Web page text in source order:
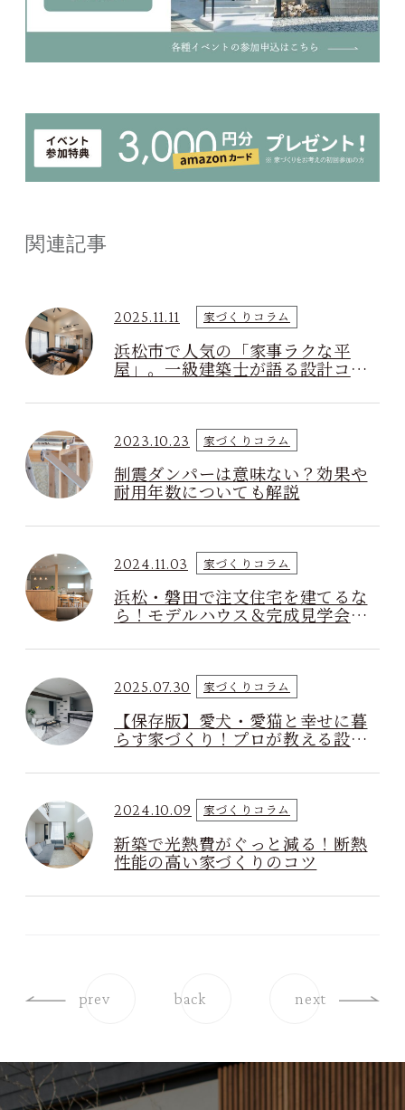
関連記事
2025.11.11 家づくりコラム
浜松市で人気の「家事ラクな平
屋」。一級建築士が語る設計コン
2023.10.23 家づくりコラム
制震ダンパーは意味ない？効果や
耐用年数についても解説
2024.11.03 家づくりコラム
浜松・磐田で注文住宅を建てるな
ら！モデルハウス＆完成見学会に
2025.07.30 家づくりコラム
【保存版】愛犬・愛猫と幸せに暮
らす家づくり！プロが教える設計
2024.10.09 家づくりコラム
新築で光熱費がぐっと減る！断熱
性能の高い家づくりのコツ
prev back next